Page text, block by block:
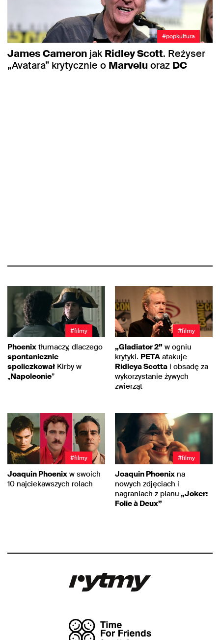
#popkultura
James Cameron jakRidley Scott. Reżyser
„Avatara” krytycznie o Marveluoraz DC
#filmy
Phoenix tłumaczy, dlaczego
spontanicznie
spoliczkował Kirby w
„Napoleonie”
#filmy
„Gladiator 2” w ogniu
krytyki. PETA atakuje
Ridleya Scotta i obsadę za
wykorzystanie żywych
zwierząt
#filmy
Joaquin Phoenix w swoich
10 najciekawszych rolach
#filmy
Joaquin Phoenix na
nowych zdjęciach i
nagraniach z planu „Joker:
Folie à Deux”